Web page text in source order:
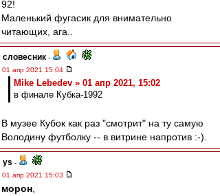
92!
Маленький фугасик для внимательно
читающих, ага..
словесник -
01 апр 2021 15:04
Mike Lebedev » 01 апр 2021, 15:02
в финале Кубка-1992
В музее Кубок как раз "смотрит" на ту самую
Володину футболку -- в витрине напротив :-).
ys -
01 апр 2021 15:03
морон